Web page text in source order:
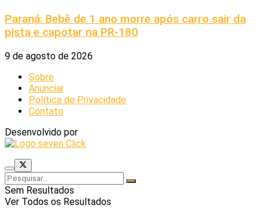
Paraná: Bebê de 1 ano morre após carro sair da
pista e capotar na PR-180
9 de agosto de 2026
Sobre
Anunciar
Política de Privacidade
Contato
Desenvolvido por
Sem Resultados
Ver Todos os Resultados